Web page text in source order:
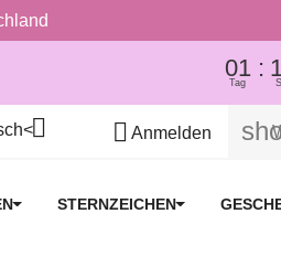
01
Tag
  Anmelden
STERNZEICHEN